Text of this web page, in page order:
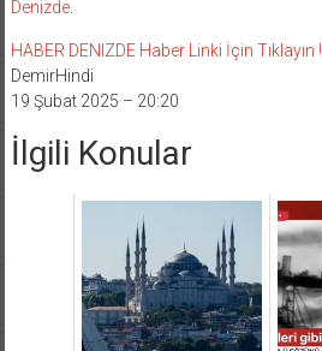
Denizde.
HABER DENIZDE Haber Linki İçin Tıklayın !
DemirHindi
19 Şubat 2025 – 20:20
İlgili Konular